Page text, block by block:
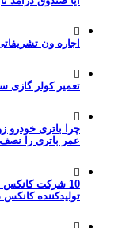
اجاره ون
تعمیر کولر گازی
عمر باتری را
10 شرکت کانکس
تولیدکننده کانکس در